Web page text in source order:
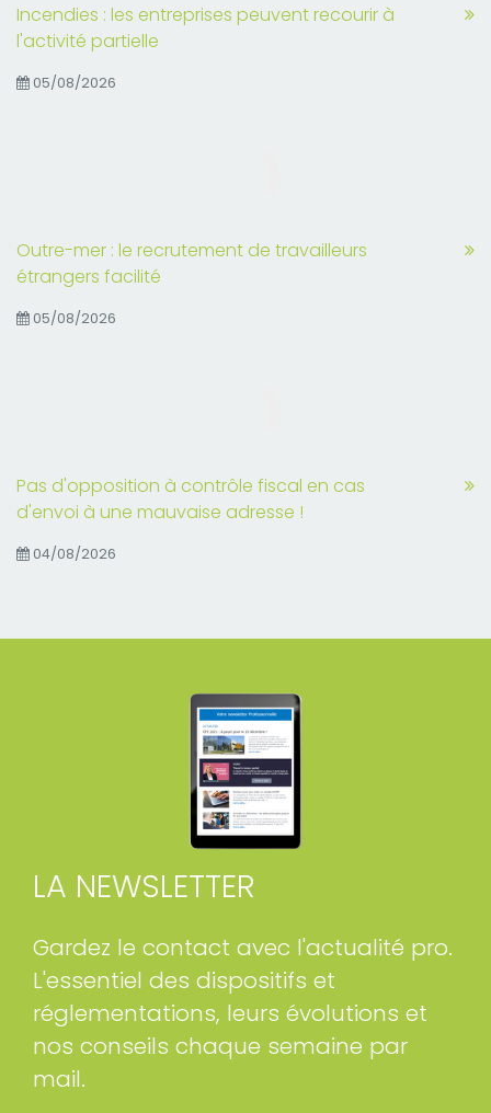
Incendies : les entreprises peuvent recourir à
l'activité partielle
05/08/2026
Outre-mer : le recrutement de travailleurs
étrangers facilité
05/08/2026
Pas d'opposition à contrôle fiscal en cas
d'envoi à une mauvaise adresse !
04/08/2026
LA NEWSLETTER
Gardez le contact avec l'actualité pro.
L'essentiel des dispositifs et
réglementations, leurs évolutions et
nos conseils chaque semaine par
mail.